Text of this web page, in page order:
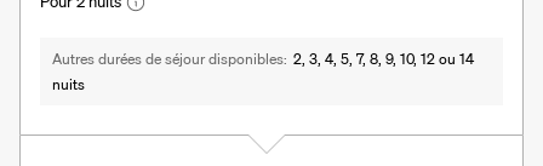
Autres durées de séjour disponibles 2, 3, 4, 5, 7, 8, 9, 10, 12 ou 14
nuits